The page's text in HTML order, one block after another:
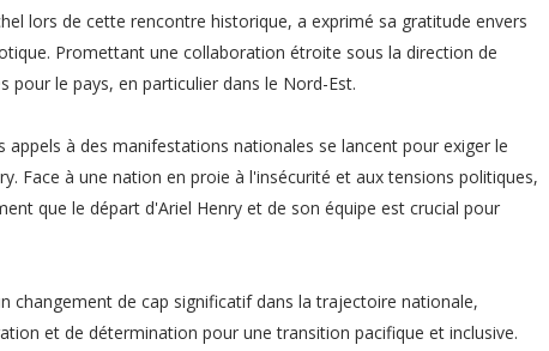
lors de cette rencontre historique, a exprimé sa gratitude envers
Promettant une collaboration étroite sous la direction de
pour le pays, en particulier dans le Nord-Est.
à des manifestations nationales se lancent pour exiger le
Face à une nation en proie à l'insécurité et aux tensions politiques,
que le départ d'Ariel Henry et de son équipe est crucial pour
changement de cap significatif dans la trajectoire nationale,
et de détermination pour une transition pacifique et inclusive.